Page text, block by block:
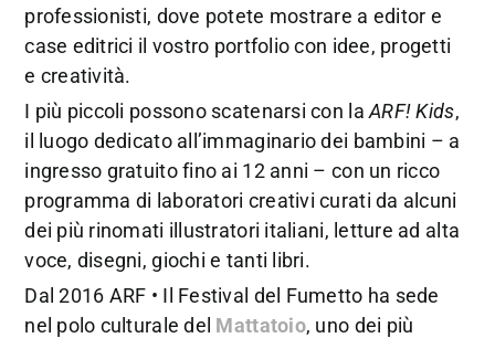
professionisti, dove potete mostrare a editor e
case editrici il vostro portfolio con idee, progetti
e creatività.
I più piccoli possono scatenarsi con laARF! Kids,
il luogo dedicato all’immaginario dei bambini – a
ingresso gratuito fino ai 12 anni – con un ricco
programma di laboratori creativi curati da alcuni
dei più rinomati illustratori italiani, letture ad alta
voce, disegni, giochi e tanti libri.
Dal 2016 ARF • Il Festival del Fumetto ha sede
nel polo culturale del Mattatoio, uno dei più